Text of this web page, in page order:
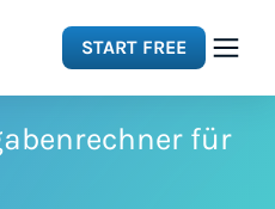
START FREE
für